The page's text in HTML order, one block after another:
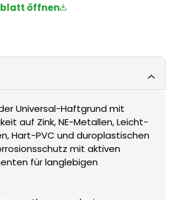
öffnen
Universal-Haftgrund mit
auf Zink, NE-Metallen, Leicht-
Hart-PVC und duroplastischen
mit aktiven
für langlebigen